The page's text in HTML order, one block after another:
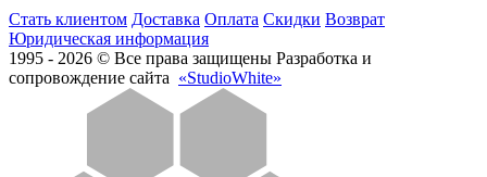
Стать клиентом Доставка Оплата Скидки Возврат
Юридическая информация
1995 - 2026 © Все права защищены Разработка и
сопровождение сайта «StudioWhite»